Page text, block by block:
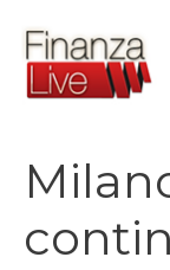
contenuto